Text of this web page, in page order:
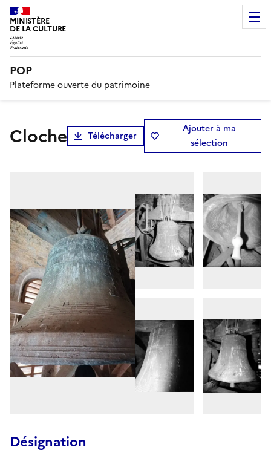
MINISTÈRE
DE LA CULTURE
POP
Plateforme ouverte du patrimoine
cloche Télécharger
Ajouter à ma
sélection
Désignation